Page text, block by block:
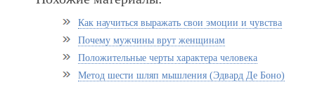
Как научиться выражать свои эмоции и чувства
Почему мужчины врут женщинам
Положительные черты характера человека
Метод шести шляп мышления (Эдвард Де Боно)